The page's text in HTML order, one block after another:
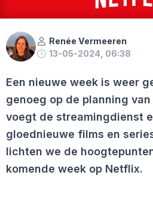
Renée Vermeeren
13-05-2024, 06:38
Een nieuwe week is weer
genoeg op de planning
voegt de streamingdienst
gloednieuwe films en
lichten we de
komende week op Netflix.